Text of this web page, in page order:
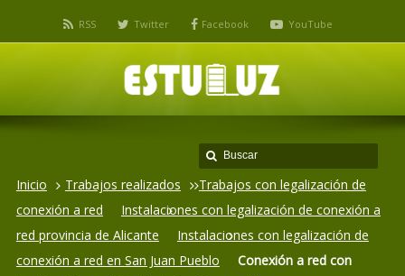
RSS Twitter Facebook YouTube
Inicio Trabajos realizados
Trabajos con legalización de
conexión a red
Instalaciones con legalización de conexión a
red provincia de Alicante
Instalaciones con legalización de
conexión a red en San Juan Pueblo
Conexión a red con